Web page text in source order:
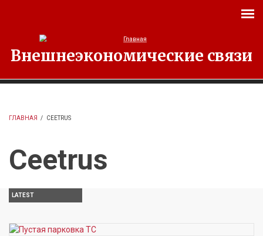
Внешнеэкономические связи
ГЛАВНАЯ / CEETRUS
Ceetrus
LATEST